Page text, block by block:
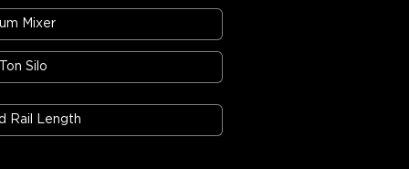
Mixer
Silo
Rail Length